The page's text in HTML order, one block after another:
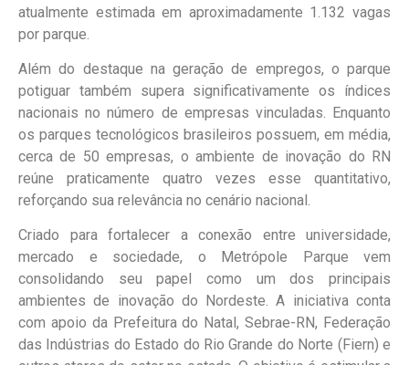
atualmente estimada em aproximadamente 1.132 vagas
por parque.
Além do destaque na geração de empregos, o parque
potiguar também supera significativamente os índices
nacionais no número de empresas vinculadas. Enquanto
os parques tecnológicos brasileiros possuem, em média,
cerca de 50 empresas, o ambiente de inovação do RN
reúne praticamente quatro vezes esse quantitativo,
reforçando sua relevância no cenário nacional.
Criado para fortalecer a conexão entre universidade,
mercado e sociedade, o Metrópole Parque vem
consolidando seu papel como um dos principais
ambientes de inovação do Nordeste. A iniciativa conta
com apoio da Prefeitura do Natal, Sebrae-RN, Federação
das Indústrias do Estado do Rio Grande do Norte (Fiern) e